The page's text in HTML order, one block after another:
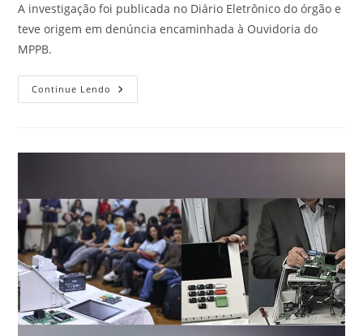
A investigação foi publicada no Diário Eletrônico do órgão e
teve origem em denúncia encaminhada à Ouvidoria do
MPPB.
Continue Lendo